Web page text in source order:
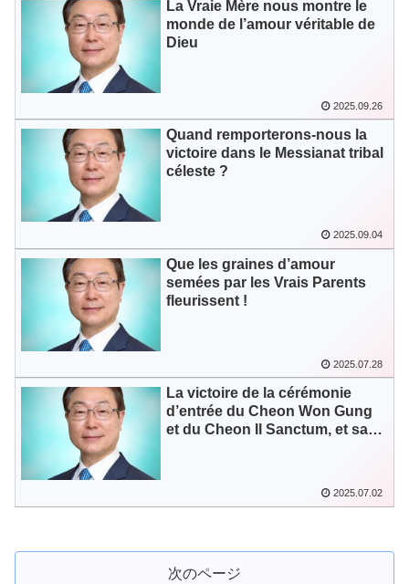
La Vraie Mère nous montre le
monde de l’amour véritable de
Dieu
2025.09.26
Quand remporterons-nous la
victoire dans le Messianat tribal
céleste ?
2025.09.04
Que les graines d’amour
semées par les Vrais Parents
fleurissent !
2025.07.28
La victoire de la cérémonie
d’entrée du Cheon Won Gung
et du Cheon Il Sanctum, et sa
2025.07.02
次のページ